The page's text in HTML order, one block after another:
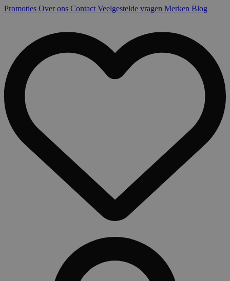
Promoties Over ons Contact Veelgestelde vragen Merken Blog